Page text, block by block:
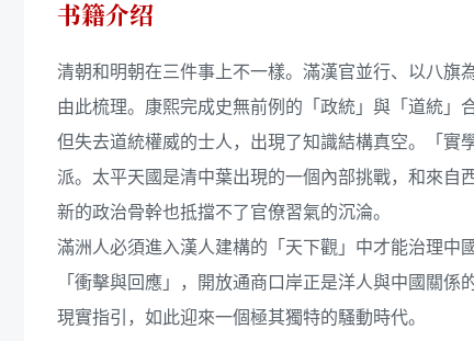
书籍介绍
清朝和明朝在三件事上不一樣。滿漢官並行、以八
由此梳理。康熙完成史無前例的「政統」與「道統」
但失去道統權威的士人，出現了知識結構真空。「實
派。太平天國是清中葉出現的一個內部挑戰，和來自
新的政治骨幹也抵擋不了官僚習氣的沉淪。
滿洲人必須進入漢人建構的「天下觀」中才能治理中
「衝擊與回應」，開放通商口岸正是洋人與中國關
現實指引，如此迎來一個極其獨特的騷動時代。